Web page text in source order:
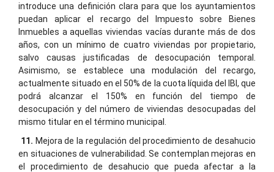
introduce una definición clara para que los ayuntamientos
puedan aplicar el recargo del Impuesto sobre Bienes
Inmuebles a aquellas viviendas vacías durante más de dos
años, con un mínimo de cuatro viviendas por propietario,
salvo causas justificadas de desocupación temporal.
Asimismo, se establece una modulación del recargo,
actualmente situado en el 50% de la cuota líquida del IBI, que
podrá alcanzar el 150% en función del tiempo de
desocupación y del número de viviendas desocupadas del
mismo titular en el término municipal.
11. Mejora de la regulación del procedimiento de desahucio
en situaciones de vulnerabilidad. Se contemplan mejoras en
el procedimiento de desahucio que pueda afectar a la